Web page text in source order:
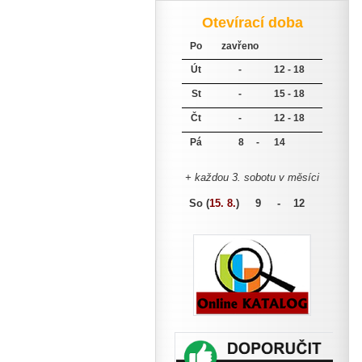
Otevírací doba
Po zavřeno
Út - 12 - 18
St - 15 - 18
Čt - 12 - 18
Pá 8 - 14
+ každou 3. sobotu v měsíci
So (15. 8.) 9 - 12